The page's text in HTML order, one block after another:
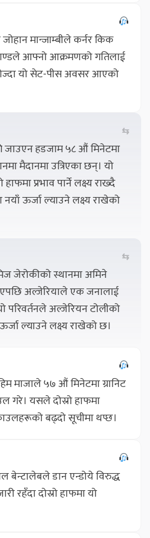
मान्जाम्बीले कर्नर किक
आफ्नो आक्रमणको गतिलाई
यो सेट-पीस अवसर आएको
⇆
जाउएन हडजाम ५८ औं मिनेटमा
मैदानमा उत्रिएका छन्। यो
हाफमा प्रभाव पार्ने लक्ष्य राख्दै
ऊर्जा ल्याउने लक्ष्य राखेको
⇆
जेरोकीको स्थानमा अमिने
अल्जेरियाले एक जनालाई
परिवर्तनले अल्जेरियन टोलीको
ल्याउने लक्ष्य राखेको छ।
माजाले ५७ औं मिनेटमा ग्रानिट
गरे। यसले दोस्रो हाफमा
बढ्दो सूचीमा थप्छ।
बेन्टालेबले डान एन्डोये विरुद्ध
रहँदा दोस्रो हाफमा यो